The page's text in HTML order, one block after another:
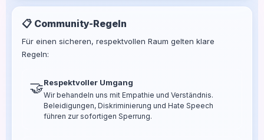
📋 Community-Regeln
Für einen sicheren, respektvollen Raum gelten klare
Regeln:
🤝Respektvoller Umgang
Wir behandeln uns mit Empathie und Verständnis.
Beleidigungen, Diskriminierung und Hate Speech
führen zur sofortigen Sperrung.